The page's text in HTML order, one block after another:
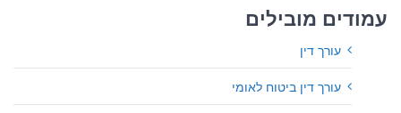
עמודים מובילים
עורך דין
עורך דין ביטוח לאומי